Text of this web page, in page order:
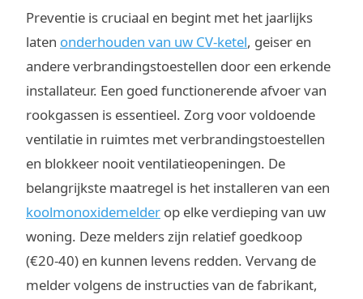
Preventie is cruciaal en begint met het jaarlijks
laten onderhouden van uw CV-ketel, geiser en
andere verbrandingstoestellen door een erkende
installateur. Een goed functionerende afvoer van
rookgassen is essentieel. Zorg voor voldoende
ventilatie in ruimtes met verbrandingstoestellen
en blokkeer nooit ventilatieopeningen. De
belangrijkste maatregel is het installeren van een
koolmonoxidemelder op elke verdieping van uw
woning. Deze melders zijn relatief goedkoop
(€20-40) en kunnen levens redden. Vervang de
melder volgens de instructies van de fabrikant,